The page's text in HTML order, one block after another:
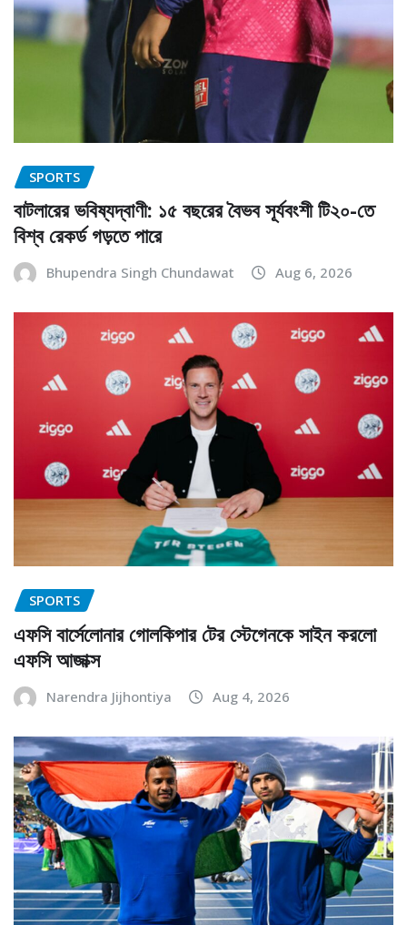
SPORTS
বাটলারের ভবিষ্যদ্বাণী: ১৫ বছরের বৈভব সূর্যবংশী টি২০-তে
বিশ্ব রেকর্ড গড়তে পারে
Bhupendra Singh Chundawat Aug 6, 2026
SPORTS
এফসি বার্সেলোনার গোলকিপার টের স্টেগেনকে সাইন করলো
এফসি আজাক্স
Narendra Jijhontiya Aug 4, 2026